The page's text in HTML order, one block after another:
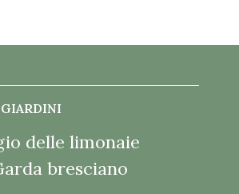
delle limonaie
bresciano